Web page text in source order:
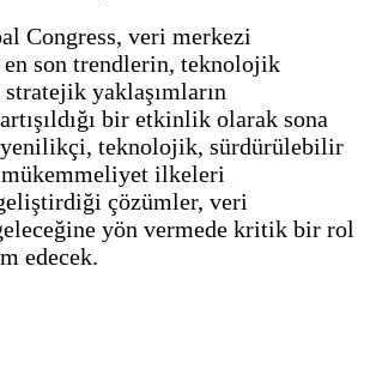
Congress, veri merkezi
son trendlerin, teknolojik
yaklaşımların
bir etkinlik olarak sona
yenilikçi, teknolojik, sürdürülebilir
ilkeleri
çözümler, veri
yön vermede kritik bir rol
edecek.